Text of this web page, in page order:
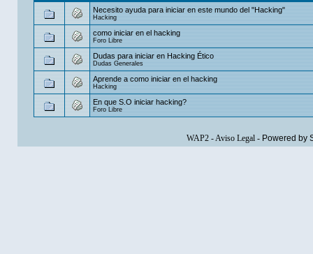
Necesito ayuda para iniciar en este mundo del "Hacking"
Hacking
como iniciar en el hacking
Foro Libre
Dudas para iniciar en Hacking Ético
Dudas Generales
Aprende a como iniciar en el hacking
Hacking
En que S.O iniciar hacking?
Foro Libre
WAP2-Aviso Legal- Powered by